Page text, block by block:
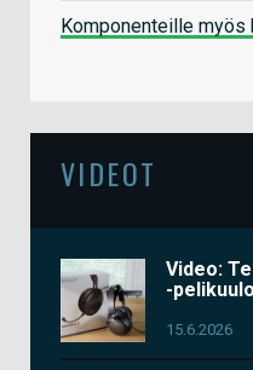
Komponenteille myös
VIDEOT
Video:
-
15.6.2026